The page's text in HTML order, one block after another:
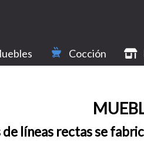
Cocción
de líneas rectas se